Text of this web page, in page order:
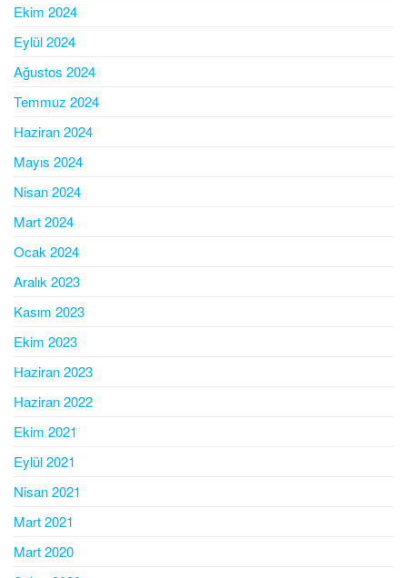
Ekim 2024
Eylül 2024
Ağustos 2024
Temmuz 2024
Haziran 2024
Mayıs 2024
Nisan 2024
Mart 2024
Ocak 2024
Aralık 2023
Kasım 2023
Ekim 2023
Haziran 2023
Haziran 2022
Ekim 2021
Eylül 2021
Nisan 2021
Mart 2021
Mart 2020